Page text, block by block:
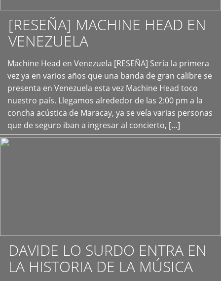
[RESEÑA] MACHINE HEAD EN
VENEZUELA
Machine Head en Venezuela [RESEÑA] Sería la primera
vez ya en varios años que una banda de gran calibre se
presenta en Venezuela esta vez Machine Head toco
nuestro país. Llegamos alrededor de las 2:00 pm a la
concha acústica de Maracay, ya se veía varias personas
que de seguro iban a ingresar al concierto, […]
+
DAVIDE LO SURDO ENTRA EN
LA HISTORIA DE LA MÚSICA